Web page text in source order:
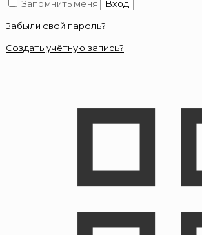
Запомнить меня
Вход
Забыли свой пароль?
Создать учётную запись?